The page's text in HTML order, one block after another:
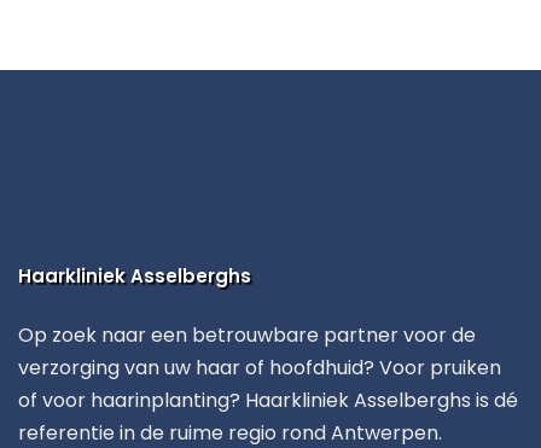
Haarkliniek Asselberghs
Op zoek naar een betrouwbare partner voor de
verzorging van uw haar of hoofdhuid? Voor pruiken
of voor haarinplanting? Haarkliniek Asselberghs is dé
referentie in de ruime regio rond Antwerpen.